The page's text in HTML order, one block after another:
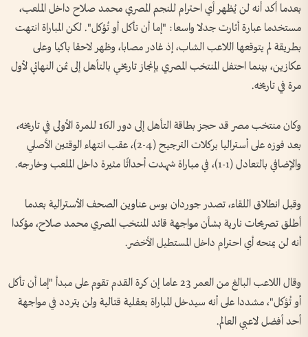
بعدما أكد أنه لن يُظهر أي احترام للنجم المصري محمد صلاح داخل الملعب،
مستخدما عبارة أثارت جدلا واسعا: "إما أن تأكل أو تُؤكل". لكن المباراة انتهت
بطريقة لم يتوقعها اللاعب الشاب، إذ غادر مصابا، وظهر لاحقا باكيا وعلى
عكازين، بينما احتفل المنتخب المصري بإنجاز تاريخي بالتأهل إلى ثمن النهائي لأول
مرة في تاريخه.
وكان منتخب مصر قد حجز بطاقة التأهل إلى دور الـ16 للمرة الأولى في تاريخه،
بعد فوزه على أستراليا بركلات الترجيح (4-2)، عقب انتهاء الوقتين الأصلي
والإضافي بالتعادل (1-1)، في مباراة شهدت أحداثًا مثيرة داخل الملعب وخارجه.
وقبل انطلاق اللقاء، تصدر جوردان بوس عناوين الصحف الأسترالية بعدما
أطلق تصريحات نارية بشأن مواجهة قائد المنتخب المصري محمد صلاح، مؤكدا
أنه لن يمنحه أي احترام داخل المستطيل الأخضر.
وقال اللاعب البالغ من العمر 23 عاما إن كرة القدم تقوم على مبدأ "إما أن تأكل
أو تُؤكل"، مشددا على أنه سيدخل المباراة بعقلية قتالية ولن يتردد في مواجهة
أحد أفضل لاعبي العالم.